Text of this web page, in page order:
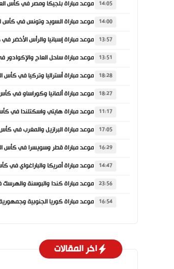
14:05
14:00
13:57
13:51
18:28
18:27
11:17
17:05
16:29
14:47
23:56
16:54
اخر المقالات